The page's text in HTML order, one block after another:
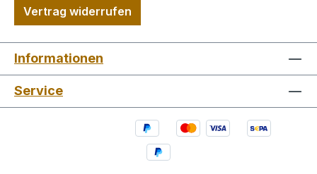
Vertrag widerrufen
Informationen
Service